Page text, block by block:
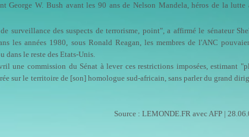
George W. Bush avant les 90 ans de Nelson Mandela, héros de la lutte
surveillance des suspects de terrorisme, point", a affirmé le sénateur
les années 1980, sous Ronald Reagan, les membres de l'ANC
dans le reste des Etats-Unis.
une commission du Sénat à lever ces restrictions imposées, estimant
sur le territoire de [son] homologue sud-africain, sans parler du grand
Source : LEMONDE.FR avec AFP |